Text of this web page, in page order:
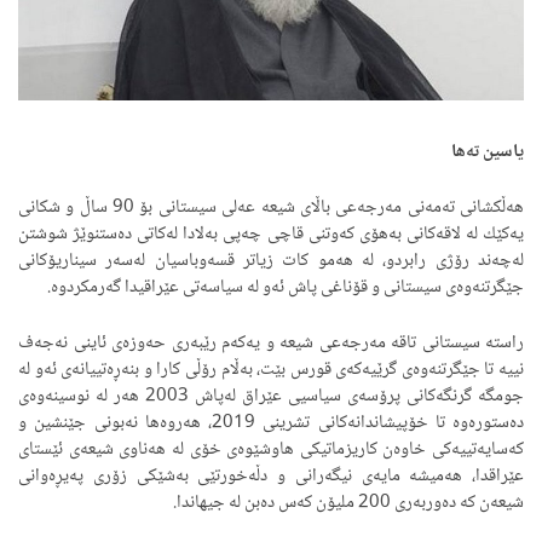
یاسین تەها
هەڵكشانی تەمەنی مەرجەعی باڵای شیعە عەلی سیستانی بۆ 90 ساڵ و شكانی
یەكێك لە لاقەكانی بەهۆی كەوتنی قاچی چەپی بەلادا لەكاتی دەستنوێژ شوشتن
لەچەند رۆژی رابردو، لە هەمو كات زیاتر قسەوباسیان لەسەر سیناریۆكانی
جێگرتنەوەی سیستانی و قۆناغی پاش ئەو لە سیاسەتی عێراقیدا گەرمكردوە.
راستە سیستانی تاقە مەرجەعی شیعە و یەكەم رێبەری حەوزەی ئاینی نەجەف
نییە تا جێگرتنەوەی گرێیەكەی قورس بێت، بەڵام رۆڵی كارا و بنەڕەتییانەی ئەو لە
جومگە گرنگەكانی پرۆسەی سیاسیی عێراق لەپاش 2003 هەر لە نوسینەوەی
دەستورەوە تا خۆپیشاندانەكانی تشرینی 2019، هەروەها نەبونی جێنشین و
كەسایەتییەكی خاوەن كاریزماتیكی هاوشێوەی خۆی لە هەناوی شیعەی ئێستای
عێراقدا، هەمیشە مایەی نیگەرانی و دڵەخورتێی بەشێكی زۆری پەیڕەوانی
شیعەن كە دەوربەری 200 ملیۆن كەس دەبن لە جیهاندا.